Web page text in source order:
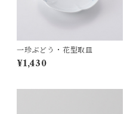
一珍ぶどう・花型取皿
¥1,430